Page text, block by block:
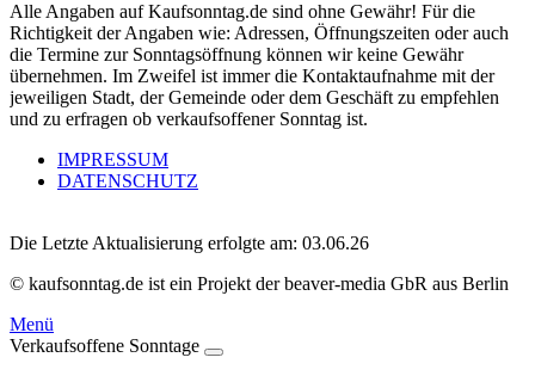
Alle Angaben auf Kaufsonntag.de sind ohne Gewähr! Für die
Richtigkeit der Angaben wie: Adressen, Öffnungszeiten oder auch
die Termine zur Sonntagsöffnung können wir keine Gewähr
übernehmen. Im Zweifel ist immer die Kontaktaufnahme mit der
jeweiligen Stadt, der Gemeinde oder dem Geschäft zu empfehlen
und zu erfragen ob verkaufsoffener Sonntag ist.
IMPRESSUM
DATENSCHUTZ
Die Letzte Aktualisierung erfolgte am: 03.06.26
© kaufsonntag.de ist ein Projekt der beaver-media GbR aus Berlin
Menü
Verkaufsoffene Sonntage